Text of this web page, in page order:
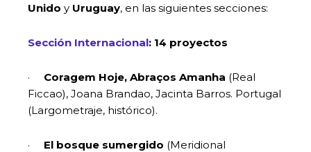
Unido y Uruguay, en las siguientes secciones:
Sección Internacional: 14 proyectos
· Coragem Hoje, Abraços Amanha (Real
Ficcao), Joana Brandao, Jacinta Barros. Portugal
(Largometraje, histórico).
· El bosque sumergido (Meridional